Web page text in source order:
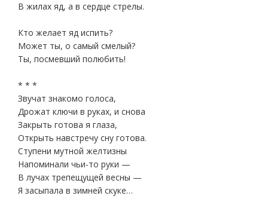
В жилах яд, а в сердце стрелы.
Кто желает яд испить?
Может ты, о самый смелый?
Ты, посмевший полюбить!
* * *
Звучат знакомо голоса,
Дрожат ключи в руках, и снова
Закрыть готова я глаза,
Открыть навстречу сну готова.
Ступени мутной желтизны
Напоминали чьи-то руки —
В лучах трепещущей весны —
Я засыпала в зимней скуке…